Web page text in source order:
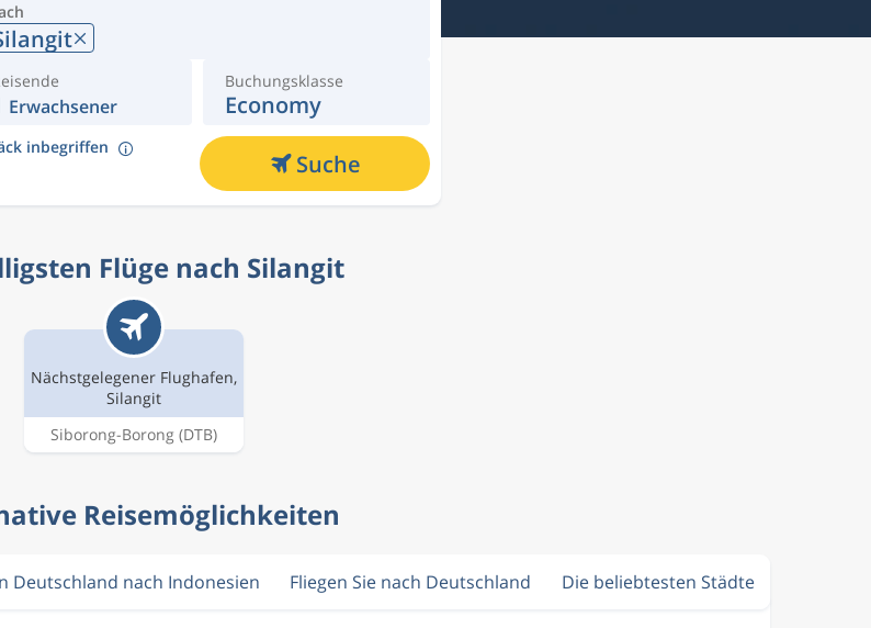
Erwachsener
Buchungsklasse
Economy
inbegriffen
Suche
Flüge nach Silangit
Nächstgelegener Flughafen,
Silangit
Siborong-Borong (DTB)
Reisemöglichkeiten
Deutschland nach Indonesien Fliegen Sie nach Deutschland Die beliebtesten Städte